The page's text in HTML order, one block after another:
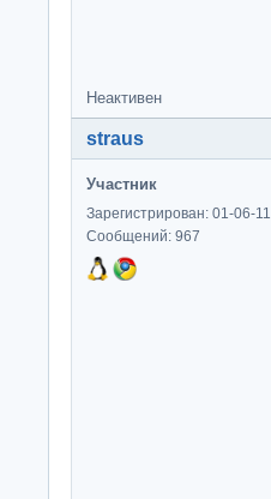
Неактивен
straus
Участник
Зарегистрирован: 01-06-11
Сообщений: 967